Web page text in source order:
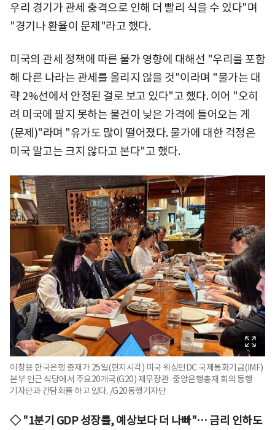
우리 경기가 관세 충격으로 인해 더 빨리 식을 수 있다"며
"경기나 환율이 문제"라고 했다.
미국의 관세 정책에 따른 물가 영향에 대해선 "우리를 포함
해 다른 나라는 관세를 올리지 않을 것"이라며 "물가는 대
략 2%선에서 안정된 걸로 보고 있다"고 했다. 이어 "오히
려 미국에 팔지 못하는 물건이 낮은 가격에 들어오는 게
(문제)"라며 "유가도 많이 떨어졌다. 물가에 대한 걱정은
미국 말고는 크지 않다고 본다"고 했다.
이창용 한국은행 총재가 25일(현지시각) 미국 워싱턴DC 국제통화기금(IMF)
본부 인근 식당에서 주요20개국(G20) 재무장관·중앙은행총재 회의 동행
기자단과 간담회를 하고 있다. /G20동행기자단
◇ "1분기 GDP 성장률, 예상보다 더 나빠"… 금리 인하도